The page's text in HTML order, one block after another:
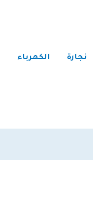
نجارة الكهرباء